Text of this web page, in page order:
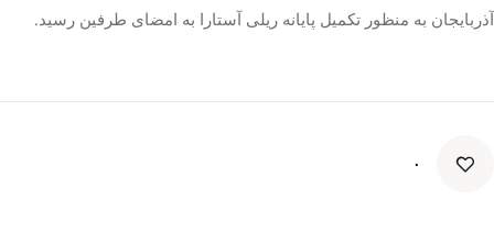
آذربایجان به منظور تکمیل پایانه ریلی آستارا به امضای طرفین رسید.
۰